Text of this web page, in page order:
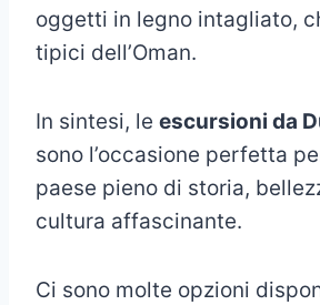
oggetti in legno intagliato,
tipici dell’Oman.
In sintesi, le escursioni da
sono l’occasione perfetta
paese pieno di storia,
cultura affascinante.
Ci sono molte opzioni